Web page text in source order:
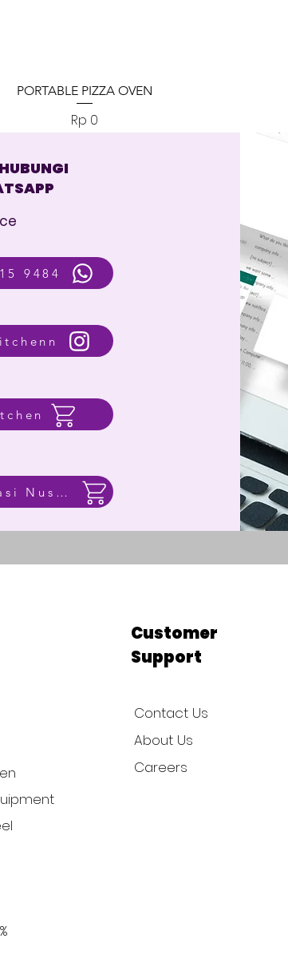
Tampilan Cepat
PORTABLE PIZZA OVEN
Harga
Rp 0
9484
Dapur Inspirasi Nusantara
Customer
Support
Contact Us
About Us
Careers